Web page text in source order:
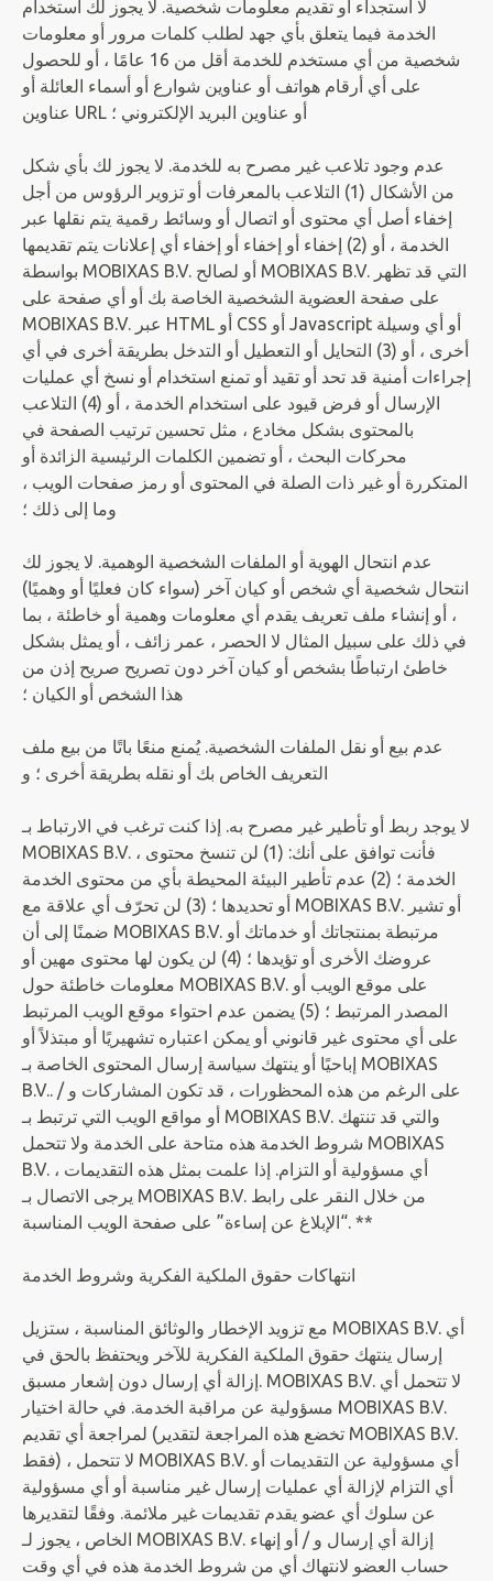
لا استجداء أو تقديم معلومات شخصية. لا يجوز لك استخدام
الخدمة فيما يتعلق بأي جهد لطلب كلمات مرور أو معلومات
شخصية من أي مستخدم للخدمة أقل من 16 عامًا ، أو للحصول
على أي أرقام هواتف أو عناوين شوارع أو أسماء العائلة أو
عناوين URL أو عناوين البريد الإلكتروني ؛
عدم وجود تلاعب غير مصرح به للخدمة. لا يجوز لك بأي شكل
من الأشكال (1) التلاعب بالمعرفات أو تزوير الرؤوس من أجل
إخفاء أصل أي محتوى أو اتصال أو وسائط رقمية يتم نقلها عبر
الخدمة ، أو (2) إخفاء أو إخفاء أو إخفاء أي إعلانات يتم تقديمها
بواسطة MOBIXAS B.V. أو لصالح MOBIXAS B.V. التي قد تظهر
على صفحة العضوية الشخصية الخاصة بك أو أي صفحة على
MOBIXAS B.V. عبر HTML أو CSS أو Javascript أو أي وسيلة
أخرى ، أو (3) التحايل أو التعطيل أو التدخل بطريقة أخرى في أي
إجراءات أمنية قد تحد أو تقيد أو تمنع استخدام أو نسخ أي عمليات
الإرسال أو فرض قيود على استخدام الخدمة ، أو (4) التلاعب
بالمحتوى بشكل مخادع ، مثل تحسين ترتيب الصفحة في
محركات البحث ، أو تضمين الكلمات الرئيسية الزائدة أو
المتكررة أو غير ذات الصلة في المحتوى أو رمز صفحات الويب ،
وما إلى ذلك ؛
عدم انتحال الهوية أو الملفات الشخصية الوهمية. لا يجوز لك
انتحال شخصية أي شخص أو كيان آخر (سواء كان فعليًا أو وهميًا)
، أو إنشاء ملف تعريف يقدم أي معلومات وهمية أو خاطئة ، بما
في ذلك على سبيل المثال لا الحصر ، عمر زائف ، أو يمثل بشكل
خاطئ ارتباطًا بشخص أو كيان آخر دون تصريح صريح إذن من
هذا الشخص أو الكيان ؛
عدم بيع أو نقل الملفات الشخصية. يُمنع منعًا باتًا من بيع ملف
التعريف الخاص بك أو نقله بطريقة أخرى ؛ و
لا يوجد ربط أو تأطير غير مصرح به. إذا كنت ترغب في الارتباط بـ
MOBIXAS B.V. ، فأنت توافق على أنك: (1) لن تنسخ محتوى
الخدمة ؛ (2) عدم تأطير البيئة المحيطة بأي من محتوى الخدمة
أو تحديدها ؛ (3) لن تحرّف أي علاقة مع MOBIXAS B.V. أو تشير
ضمنًا إلى أن MOBIXAS B.V. مرتبطة بمنتجاتك أو خدماتك أو
عروضك الأخرى أو تؤيدها ؛ (4) لن يكون لها محتوى مهين أو
معلومات خاطئة حول MOBIXAS B.V. على موقع الويب أو
المصدر المرتبط ؛ (5) يضمن عدم احتواء موقع الويب المرتبط
على أي محتوى غير قانوني أو يمكن اعتباره تشهيريًا أو مبتذلاً أو
إباحيًا أو ينتهك سياسة إرسال المحتوى الخاصة بـ MOBIXAS
B.V.. على الرغم من هذه المحظورات ، قد تكون المشاركات و /
أو مواقع الويب التي ترتبط بـ MOBIXAS B.V. والتي قد تنتهك
شروط الخدمة هذه متاحة على الخدمة ولا تتحمل MOBIXAS
B.V. أي مسؤولية أو التزام. إذا علمت بمثل هذه التقديمات ،
يرجى الاتصال بـ MOBIXAS B.V. من خلال النقر على رابط
“الإبلاغ عن إساءة” على صفحة الويب المناسبة. **
انتهاكات حقوق الملكية الفكرية وشروط الخدمة
مع تزويد الإخطار والوثائق المناسبة ، ستزيل MOBIXAS B.V. أي
إرسال ينتهك حقوق الملكية الفكرية للآخر ويحتفظ بالحق في
إزالة أي إرسال دون إشعار مسبق. MOBIXAS B.V. لا تتحمل أي
مسؤولية عن مراقبة الخدمة. في حالة اختيار MOBIXAS B.V.
لمراجعة أي تقديم (تخضع هذه المراجعة لتقدير MOBIXAS B.V.
فقط) ، لا تتحمل MOBIXAS B.V. أي مسؤولية عن التقديمات أو
أي التزام لإزالة أي عمليات إرسال غير مناسبة أو أي مسؤولية
عن سلوك أي عضو يقدم تقديمات غير ملائمة. وفقًا لتقديرها
الخاص ، يجوز لـ MOBIXAS B.V. إزالة أي إرسال و / أو إنهاء
حساب العضو لانتهاك أي من شروط الخدمة هذه في أي وقت